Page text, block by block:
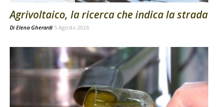
Agrivoltaico, la ricerca che indica la strada
Di Elena Gherardi 5 Agosto 2026